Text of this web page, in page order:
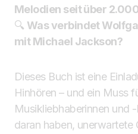
Melodien seit über
🔍 Was verbindet
mit Michael Jackson?
Dieses Buch ist eine
Hinhören – und ein Muss
Musikliebhaberinnen und
daran haben, unerwartete